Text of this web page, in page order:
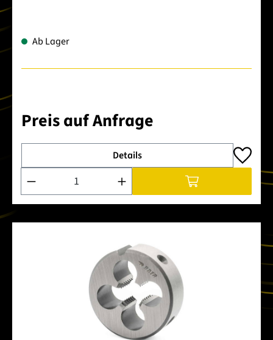
Ab Lager
Preis auf Anfrage
Details
Produkt Anzahl: Gib den gewünschten Wert ein oder